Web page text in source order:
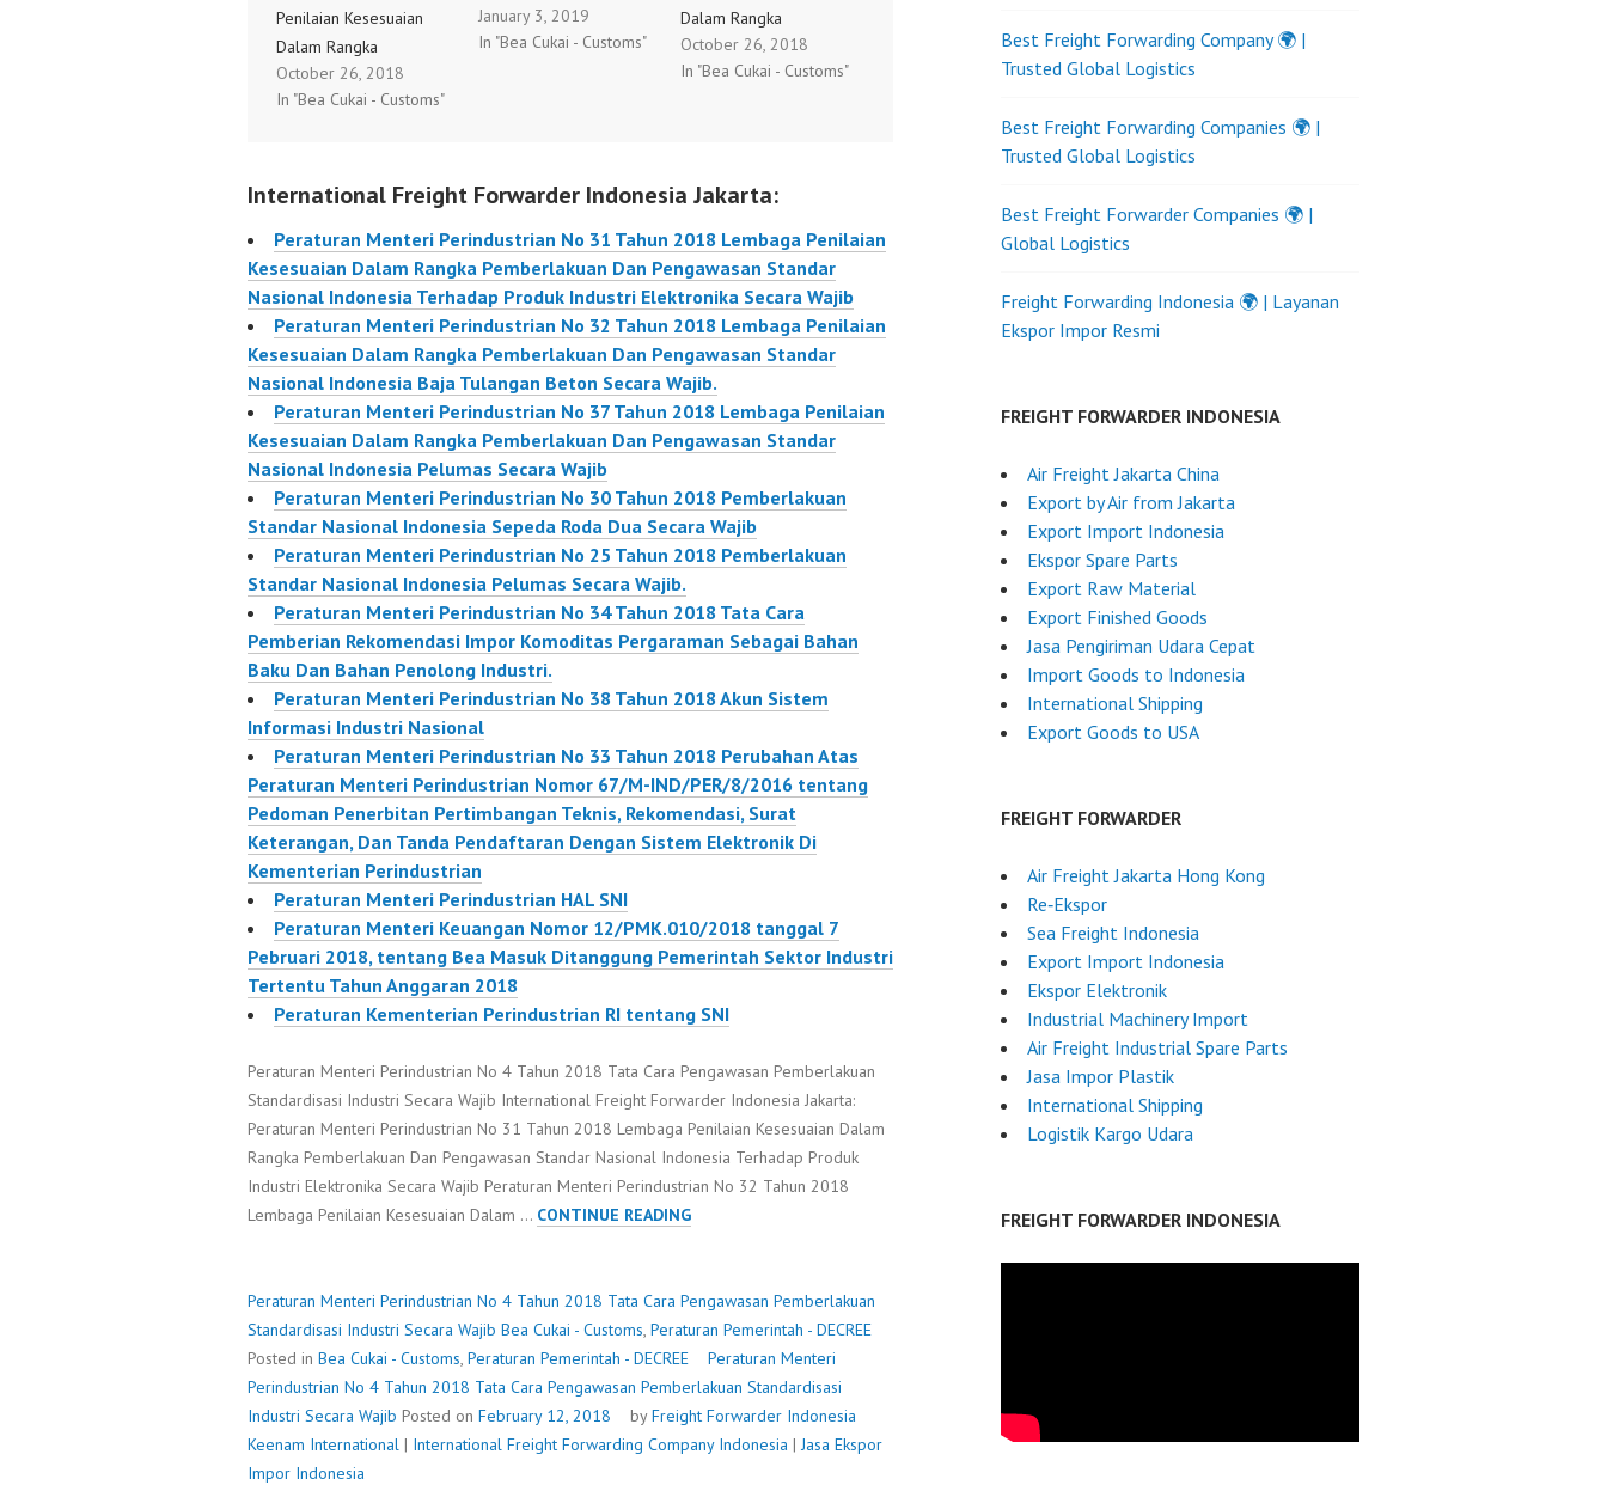
Penilaian Kesesuaian
Dalam Rangka
Pemberlakuan Dan
Pengawasan Standar
Industri Elektronika
October 26, 2018
In "Bea Cukai - Customs"
Pemberlakuan Dan
Pengawasan Standar
January 3, 2019
In "Bea Cukai - Customs"
Dalam Rangka
Pemberlakuan Dan
Pengawasan Standar
October 26, 2018
In "Bea Cukai - Customs"
International Freight Forwarder Indonesia Jakarta:
Peraturan Menteri Perindustrian No 31 Tahun 2018 Lembaga Penilaian
Kesesuaian Dalam Rangka Pemberlakuan Dan Pengawasan Standar
Nasional Indonesia Terhadap Produk Industri Elektronika Secara Wajib
Peraturan Menteri Perindustrian No 32 Tahun 2018 Lembaga Penilaian
Kesesuaian Dalam Rangka Pemberlakuan Dan Pengawasan Standar
Nasional Indonesia Baja Tulangan Beton Secara Wajib.
Peraturan Menteri Perindustrian No 37 Tahun 2018 Lembaga Penilaian
Kesesuaian Dalam Rangka Pemberlakuan Dan Pengawasan Standar
Nasional Indonesia Pelumas Secara Wajib
Peraturan Menteri Perindustrian No 30 Tahun 2018 Pemberlakuan
Standar Nasional Indonesia Sepeda Roda Dua Secara Wajib
Peraturan Menteri Perindustrian No 25 Tahun 2018 Pemberlakuan
Standar Nasional Indonesia Pelumas Secara Wajib.
Peraturan Menteri Perindustrian No 34 Tahun 2018 Tata Cara
Pemberian Rekomendasi Impor Komoditas Pergaraman Sebagai Bahan
Baku Dan Bahan Penolong Industri.
Peraturan Menteri Perindustrian No 38 Tahun 2018 Akun Sistem
Informasi Industri Nasional
Peraturan Menteri Perindustrian No 33 Tahun 2018 Perubahan Atas
Peraturan Menteri Perindustrian Nomor 67/M-IND/PER/8/2016 tentang
Pedoman Penerbitan Pertimbangan Teknis, Rekomendasi, Surat
Keterangan, Dan Tanda Pendaftaran Dengan Sistem Elektronik Di
Kementerian Perindustrian
Peraturan Menteri Perindustrian HAL SNI
Peraturan Menteri Keuangan Nomor 12/PMK.010/2018 tanggal 7
Pebruari 2018, tentang Bea Masuk Ditanggung Pemerintah Sektor Industri
Tertentu Tahun Anggaran 2018
Peraturan Kementerian Perindustrian RI tentang SNI
Peraturan Menteri Perindustrian No 4 Tahun 2018 Tata Cara Pengawasan Pemberlakuan
Standardisasi Industri Secara Wajib International Freight Forwarder Indonesia Jakarta:
Peraturan Menteri Perindustrian No 31 Tahun 2018 Lembaga Penilaian Kesesuaian Dalam
Rangka Pemberlakuan Dan Pengawasan Standar Nasional Indonesia Terhadap Produk
Industri Elektronika Secara Wajib Peraturan Menteri Perindustrian No 32 Tahun 2018
Lembaga Penilaian Kesesuaian Dalam … CONTINUE READINGPERATURAN
NO
4
TAHUN
2018
TATA
CARA
Peraturan Menteri Perindustrian No 4 Tahun 2018 Tata Cara Pengawasan Pemberlakuan
Standardisasi Industri Secara Wajib Bea Cukai - Customs, Peraturan Pemerintah - DECREE
Posted in Bea Cukai - Customs, Peraturan Pemerintah - DECREE
Peraturan Menteri
Perindustrian No 4 Tahun 2018 Tata Cara Pengawasan Pemberlakuan Standardisasi
Industri Secara Wajib Posted on February 12, 2018 byFreight Forwarder Indonesia
Keenam International | International Freight Forwarding Company Indonesia |Jasa Ekspor
Impor Indonesia
Best Freight Forwarding Company 🌍 |
Trusted Global Logistics
Best Freight Forwarding Companies 🌍 |
Trusted Global Logistics
Best Freight Forwarder Companies 🌍 |
Global Logistics
Freight Forwarding Indonesia 🌍 | Layanan
Ekspor Impor Resmi
FREIGHT FORWARDER INDONESIA
Air Freight Jakarta China
Export by Air from Jakarta
Export Import Indonesia
Ekspor Spare Parts
Export Raw Material
Export Finished Goods
Jasa Pengiriman Udara Cepat
Import Goods to Indonesia
International Shipping
Export Goods to USA
FREIGHT FORWARDER
Air Freight Jakarta Hong Kong
Re‑Ekspor
Sea Freight Indonesia
Export Import Indonesia
Ekspor Elektronik
Industrial Machinery Import
Air Freight Industrial Spare Parts
Jasa Impor Plastik
International Shipping
Logistik Kargo Udara
FREIGHT FORWARDER INDONESIA